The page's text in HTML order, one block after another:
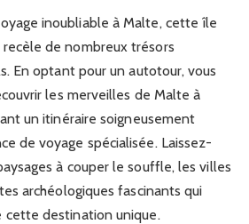
inoubliable à Malte, cette île
de nombreux trésors
En optant pour un autotour, vous
les merveilles de Malte à
un itinéraire soigneusement
de voyage spécialisée. Laissez-
à couper le souffle, les villes
archéologiques fascinants qui
destination unique.